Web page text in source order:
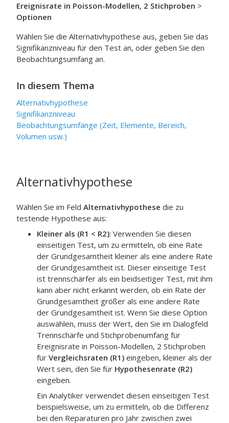
Ereignisrate in Poisson-Modellen, 2 Stichproben >
Optionen
Wählen Sie die Alternativhypothese aus, geben Sie das
Signifikanzniveau für den Test an, oder geben Sie den
Beobachtungsumfang an.
In diesem Thema
Alternativhypothese
Signifikanzniveau
Beobachtungsumfänge (Zeit, Elemente, Bereich,
Volumen usw.)
Alternativhypothese
Wählen Sie im Feld Alternativhypothese die zu
testende Hypothese aus:
Kleiner als (R1 < R2): Verwenden Sie diesen
einseitigen Test, um zu ermitteln, ob eine Rate
der Grundgesamtheit kleiner als eine andere Rate
der Grundgesamtheit ist. Dieser einseitige Test
ist trennschärfer als ein beidseitiger Test, mit ihm
kann aber nicht erkannt werden, ob ein Rate der
Grundgesamtheit größer als eine andere Rate
der Grundgesamtheit ist. Wenn Sie diese Option
auswählen, muss der Wert, den Sie im Dialogfeld
Trennschärfe und Stichprobenumfang für
Ereignisrate in Poisson-Modellen, 2 Stichproben
für Vergleichsraten (R1) eingeben, kleiner als der
Wert sein, den Sie für Hypothesenrate (R2)
eingeben.
Ein Analytiker verwendet diesen einseitigen Test
beispielsweise, um zu ermitteln, ob die Differenz
bei den Reparaturen pro Jahr zwischen zwei